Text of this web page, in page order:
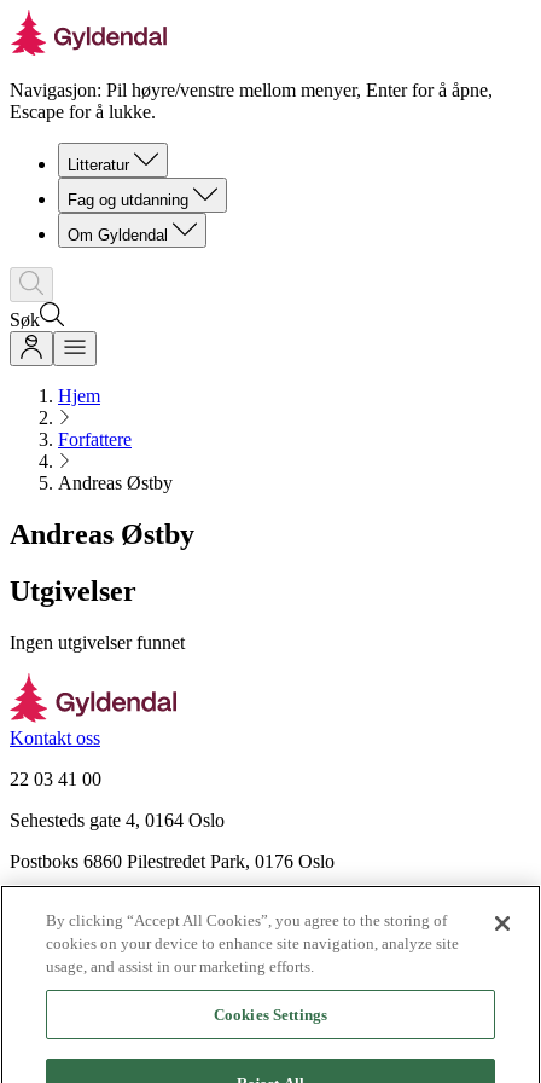
Navigasjon: Pil høyre/venstre mellom menyer, Enter for å åpne,
Escape for å lukke.
Litteratur
Fag og utdanning
Om Gyldendal
Søk
Hjem
Forfattere
Andreas Østby
Andreas Østby
Utgivelser
Ingen utgivelser funnet
Kontakt oss
22 03 41 00
Sehesteds gate 4, 0164 Oslo
Postboks 6860 Pilestredet Park, 0176 Oslo
Nyhetsbrev
Ledige stillinger
Send inn manus
By clicking “Accept All Cookies”, you agree to the storing of
cookies on your device to enhance site navigation, analyze site
usage, and assist in our marketing efforts.
Cookies Settings